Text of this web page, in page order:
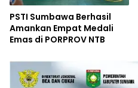
PSTI Sumbawa Berhasil
Amankan Empat Medali
Emas di PORPROV NTB